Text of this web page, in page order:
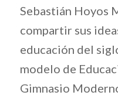
Sebastián Hoyos
compartir sus
educación del
modelo de
Gimnasio